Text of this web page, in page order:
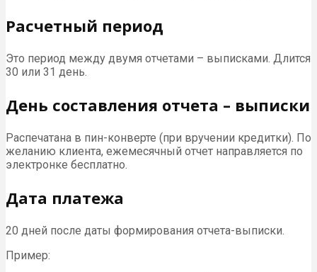
Расчетный период
Это период между двумя отчетами – выписками. Длится
30 или 31 день.
День составления отчета – выписки
Распечатана в пин-конверте (при вручении кредитки). По
желанию клиента, ежемесячный отчет направляется по
электронке бесплатно.
Дата платежа
20 дней после даты формирования отчета-выписки.
Пример: